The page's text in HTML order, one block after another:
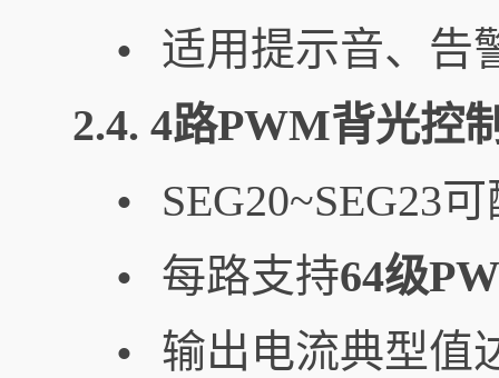
•
适用提示音、告
2.4. 4路PWM背光控
• SEG20~SEG23
• 每路支持64级
•
输出电流典型值